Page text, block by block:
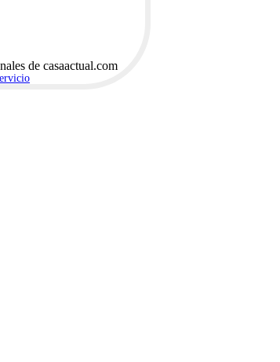
de casaactual.com